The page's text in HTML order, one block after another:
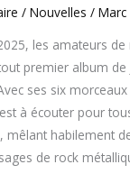
/Nouvelles /Marc
les amateurs
premier album de
ses six
à écouter pour
mêlant habilement
de rock